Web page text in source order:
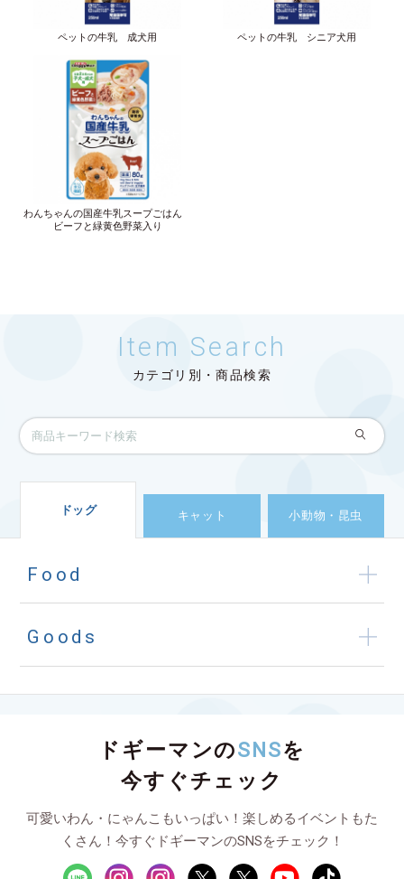
ペットの牛乳 成犬用 ペットの牛乳 シニア犬用
わんちゃんの国産牛乳スープごはん
ビーフと緑黄色野菜入り
Item Search
カテゴリ別・商品検索
ドッグ キャット 小動物・昆虫
Food
Goods
ドギーマンのSNSを
今すぐチェック
可愛いわん・にゃんこもいっぱい！楽しめるイベントもた
くさん！今すぐドギーマンのSNSをチェック！